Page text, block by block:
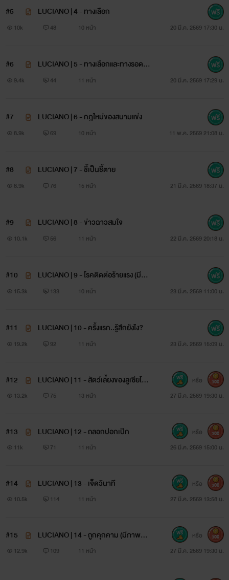
#5 LUCIANO | 4 - ทางเลือก
10k 48 10 หน้า 20 มี.ค. 2569 17:30 น.
#6
LUCIANO | 5 - ทางเลือกและทางรอดเดี
ยว
9.4k 44 11 หน้า 20 มี.ค. 2569 17:29 น.
#7 LUCIANO | 6 - กฎใหม่ของสนามแข่ง
8.9k 69 10 หน้า 11 พ.ค. 2569 21:08 น.
#8 LUCIANO | 7 - ชี้เป็นชี้ตาย
8.9k 76 15 หน้า 21 มี.ค. 2569 18:37 น.
#9 LUCIANO | 8 - ข่าวฉาวสมใจ
10.1k 56 11 หน้า 22 มี.ค. 2569 20:18 น.
#10
LUCIANO | 9 - โรคติดต่อร้ายแรง (มีภา
พประกอบ)
15.3k 133 10 หน้า 23 มี.ค. 2569 11:00 น.
#11 LUCIANO | 10 - ครั้งแรก..รู้สึกยังไง?
19.2k 92 11 หน้า 23 มี.ค. 2569 15:09 น.
#12
LUCIANO | 11 - สัตว์เลี้ยงของลูเซียโน่
(มีภาพประกอบ)
13.2k 75 13 หน้า 27 มี.ค. 2569 19:30 น.
หรือ 300
#13 LUCIANO | 12 - ถลอกปอกเปิก
11k 71 11 หน้า 26 มี.ค. 2569 15:00 น.
หรือ 300
#14 LUCIANO | 13 - เจ็ดวินาที
10.5k 114 11 หน้า 27 มี.ค. 2569 13:58 น.
หรือ 300
#15
LUCIANO | 14 - ถูกคุกคาม (มีภาพปร
ะกอบ)
12.9k 109 11 หน้า 27 มี.ค. 2569 19:30 น.
หรือ 300